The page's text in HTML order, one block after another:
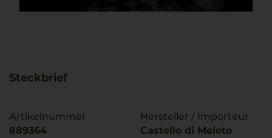
Steckbrief
Artikelnummer
889364
Hersteller / Importeur
Castello di Meleto